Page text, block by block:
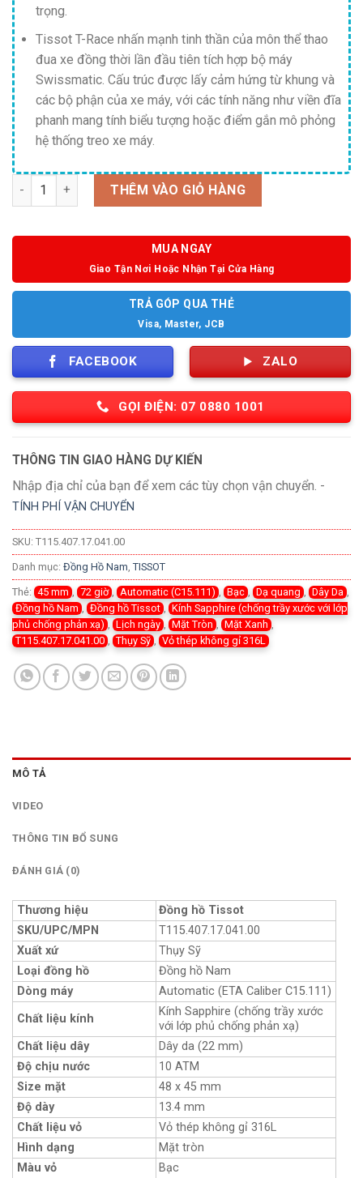
trọng.
Tissot T-Race nhấn mạnh tinh thần của môn thể thao
đua xe đồng thời lần đầu tiên tích hợp bộ máy
Swissmatic. Cấu trúc được lấy cảm hứng từ khung và
các bộ phận của xe máy, với các tính năng như viền đĩa
phanh mang tính biểu tượng hoặc điểm gắn mô phỏng
hệ thống treo xe máy.
Số lượng THÊM VÀO GIỎ HÀNG
MUA NGAY
Giao Tận Nơi Hoặc Nhận Tại Cửa Hàng
TRẢ GÓP QUA THẺ
Visa, Master, JCB
FACEBOOK ZALO
GỌI ĐIỆN: 07 0880 1001
THÔNG TIN GIAO HÀNG DỰ KIẾN
Nhập địa chỉ của bạn để xem các tùy chọn vận chuyển. -
TÍNH PHÍ VẬN CHUYỂN
SKU: T115.407.17.041.00
Danh mục: Đồng Hồ Nam, TISSOT
Thẻ: 45 mm , 72 giờ , Automatic (C15.111) , Bạc , Dạ quang , Dây Da ,
Đồng hồ Nam , Đồng hồ Tissot , Kính Sapphire (chống trầy xước với lớp
phủ chống phản xạ) , Lịch ngày , Mặt Tròn , Mặt Xanh ,
T115.407.17.041.00 , Thụy Sỹ , Vỏ thép không gỉ 316L
MÔ TẢ
VIDEO
THÔNG TIN BỔ SUNG
ĐÁNH GIÁ (0)
Thương hiệu
Đồng hồ Tissot
SKU/UPC/MPN
T115.407.17.041.00
Xuất xứ
Thụy Sỹ
Loại đồng hồ
Đồng hồ Nam
Dòng máy
Automatic (ETA Caliber C15.111)
Chất liệu kính
Kính Sapphire (chống trầy xước
với lớp phủ chống phản xạ)
Chất liệu dây
Dây da (22 mm)
Độ chịu nước
10 ATM
Size mặt
48 x 45 mm
Độ dày
13.4 mm
Chất liệu vỏ
Vỏ thép không gỉ 316L
Hình dạng
Mặt tròn
Màu vỏ
Bạc